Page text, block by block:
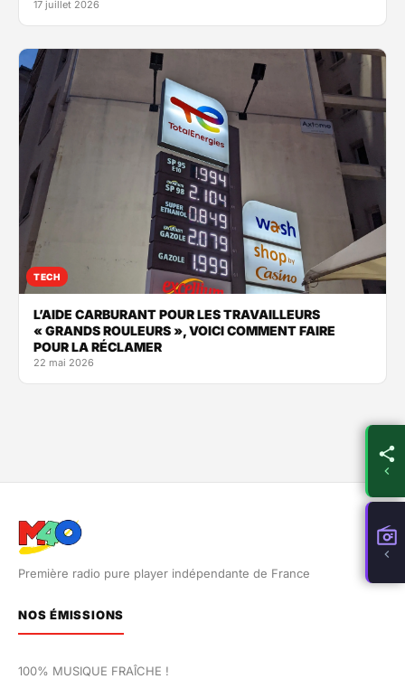
17 juillet 2026
TECH
L’AIDE CARBURANT POUR LES TRAVAILLEURS
« GRANDS ROULEURS », VOICI COMMENT FAIRE
POUR LA RÉCLAMER
22 mai 2026
Première radio pure player indépendante de France
NOS ÉMISSIONS
100% MUSIQUE FRAÎCHE !